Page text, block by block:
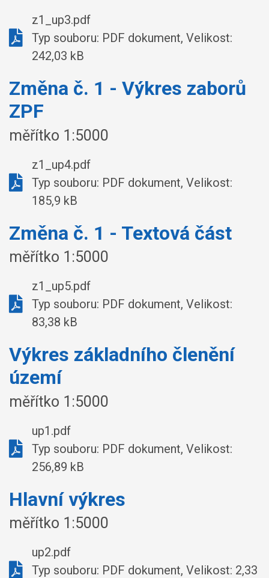
z1_up3.pdf
Typ souboru: PDF dokument, Velikost:
242,03 kB
Změna č. 1 - Výkres zaborů
ZPF
měřítko 1:5000
z1_up4.pdf
Typ souboru: PDF dokument, Velikost:
185,9 kB
Změna č. 1 - Textová část
měřítko 1:5000
z1_up5.pdf
Typ souboru: PDF dokument, Velikost:
83,38 kB
Výkres základního členění
území
měřítko 1:5000
up1.pdf
Typ souboru: PDF dokument, Velikost:
256,89 kB
Hlavní výkres
měřítko 1:5000
up2.pdf
Typ souboru: PDF dokument, Velikost: 2,33